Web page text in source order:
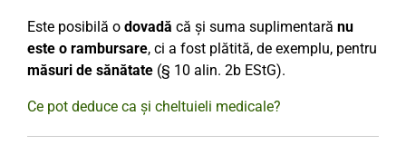
Este posibilă o dovadă că și suma suplimentară nu
este o rambursare, ci a fost plătită, de exemplu, pentru
măsuri de sănătate (§ 10 alin. 2b EStG).
Ce pot deduce ca și cheltuieli medicale?